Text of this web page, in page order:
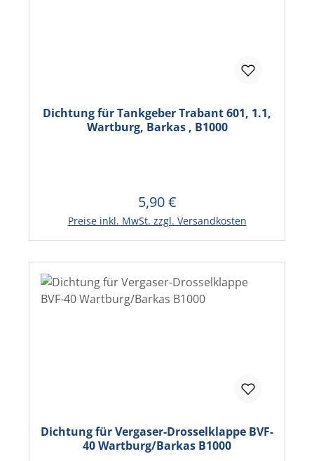
Dichtung für Tankgeber Trabant 601, 1.1,
Wartburg, Barkas , B1000
Regulärer Preis:
5,90 €
Preise inkl. MwSt. zzgl. Versandkosten
In den Warenkorb
Dichtung für Vergaser-Drosselklappe BVF-
40 Wartburg/Barkas B1000